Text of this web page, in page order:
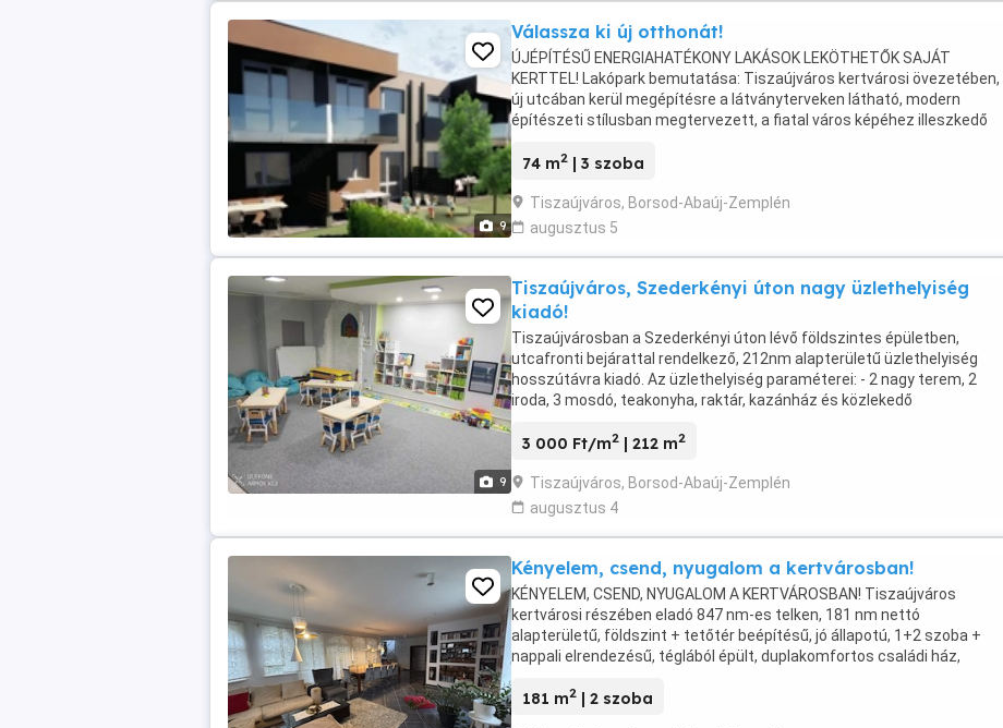
9
Válassza ki új otthonát!
ÚJÉPÍTÉSŰ ENERGIAHATÉKONY LAKÁSOK LEKÖTHETŐK SAJÁT
KERTTEL! Lakópark bemutatása: Tiszaújváros kertvárosi övezetében,
új utcában kerül megépítésre a látványterveken látható, modern
építészeti stílusban megtervezett, a fiatal város képéhez illeszkedő
74 m2 | 3 szoba
Tiszaújváros, Borsod-Abaúj-Zemplén
augusztus 5
9
Tiszaújváros, Szederkényi úton nagy üzlethelyiség
kiadó!
Tiszaújvárosban a Szederkényi úton lévő földszintes épületben,
utcafronti bejárattal rendelkező, 212nm alapterületű üzlethelyiség
hosszútávra kiadó. Az üzlethelyiség paraméterei: - 2 nagy terem, 2
iroda, 3 mosdó, teakonyha, raktár, kazánház és közlekedő
3 000 Ft/m2 | 212 m2
Tiszaújváros, Borsod-Abaúj-Zemplén
augusztus 4
Kényelem, csend, nyugalom a kertvárosban!
KÉNYELEM, CSEND, NYUGALOM A KERTVÁROSBAN! Tiszaújváros
kertvárosi részében eladó 847 nm-es telken, 181 nm nettó
alapterületű, földszint + tetőtér beépítésű, jó állapotú, 1+2 szoba +
nappali elrendezésű, téglából épült, duplakomfortos családi ház,
181 m2 | 2 szoba